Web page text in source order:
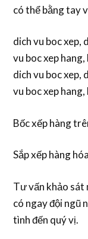
có thể bằng tay
dich vu boc xep,
vu boc xep
dich vu boc xep,
vu boc xep
Bốc xếp hàng
Sắp xếp hàng
Tư vấn khảo sát
có ngay đội ngũ
tình đến quý vị.